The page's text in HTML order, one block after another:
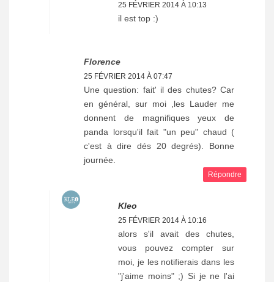
25 FÉVRIER 2014 À 10:13
il est top :)
Florence
25 FÉVRIER 2014 À 07:47
Une question: fait' il des chutes? Car
en général, sur moi ,les Lauder me
donnent de magnifiques yeux de
panda lorsqu'il fait "un peu" chaud (
c'est à dire dés 20 degrés). Bonne
journée.
Répondre
Kleo
25 FÉVRIER 2014 À 10:16
alors s'il avait des chutes,
vous pouvez compter sur
moi, je les notifierais dans les
"j'aime moins" ;) Si je ne l'ai